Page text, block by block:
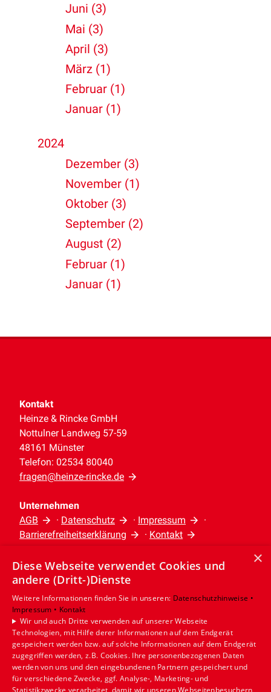
Juni (3)
Mai (3)
April (3)
März (1)
Februar (1)
Januar (1)
2024
Dezember (3)
November (1)
Oktober (3)
September (2)
August (2)
Februar (1)
Januar (1)
Kontakt
Heinze & Rincke GmbH
Nottulner Landweg 57-59
48161 Münster
Telefon: 02534 80040
fragen@heinze-rincke.de
Unternehmen
AGB
· Datenschutz · Impressum
·
Barrierefreiheitserklärung
· Kontakt
Leistungen
Privatkunden
Gewerbekunden
Karriere
Unternehmen
Standort
Münster
×
Diese Webseite verwendet Cookies und
andere (Dritt-)Dienste
Weitere Informationen finden Sie in unseren: Datenschutzhinweise •
Impressum • Kontakt
Wir und auch Dritte verwenden auf unserer Webseite
Technologien, mit Hilfe derer Informationen auf dem Endgerät
gespeichert werden bzw. auf solche Informationen auf dem Endgerät
zugegriffen werden, z.B. Cookies. Ihre personenbezogenen Daten
werden von uns und den eingebundenen Partnern gespeichert und
für verschiedene Zwecke, ggf. Analyse-, Marketing- und
Statistikzwecke verarbeitet, damit wir unseren Webseitenbesuchern